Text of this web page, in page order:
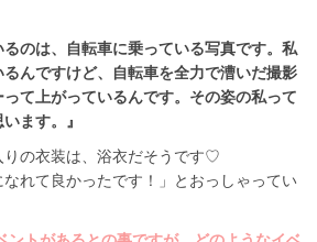
のは、自転車に乗っている写真です。私
んですけど、自転車を全力で漕いだ撮影
て上がっているんです。その姿の私って
ます。』
りの衣装は、浴衣だそうです♡
なれて良かったです！」とおっしゃってい